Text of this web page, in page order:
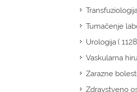
Tumačenje
Urologija(
Vaskularna
Zarazne
Zdravstveno